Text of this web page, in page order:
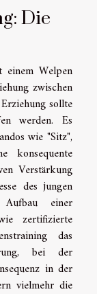
Die
Welpen
zwischen
sollte
werden. Es
wie "Sitz",
konsequente
Verstärkung
des jungen
einer
zertifizierte
das
bei der
in der
vielmehr die